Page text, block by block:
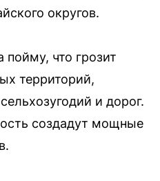
округов.
что грозит
территорий,
и дорог.
создадут мощные